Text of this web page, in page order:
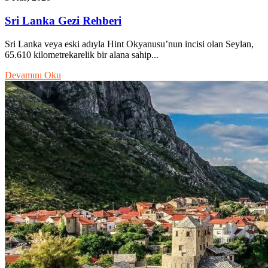
Sri Lanka Gezi Rehberi
Sri Lanka veya eski adıyla Hint Okyanusu’nun incisi olan Seylan,
65.610 kilometrekarelik bir alana sahip...
Devamını Oku